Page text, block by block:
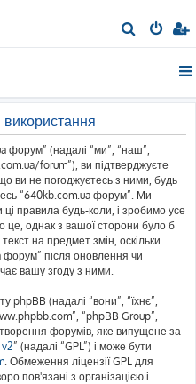
о
форум” (надалі “ми”, “наш”,
forum”), ви підтверджуєте
ви не погоджуєтесь з ними, будь
“640kb.com.ua форум”. Ми
правила будь-коли, і зробимо усе
це, однак з вашої сторони було б
на предмет змін, оскільки
після оновлення чи
вашу згоду з ними.
(надалі “вони”, “їхнє”,
“phpBB Group”,
форумів, яке випущене за
” (надалі “GPL”) і може бути
. Обмеження ліцензії GPL для
пов'язані з організацією і